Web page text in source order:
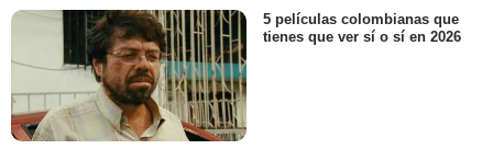
5 películas colombianas que
tienes que ver sí o sí en 2026